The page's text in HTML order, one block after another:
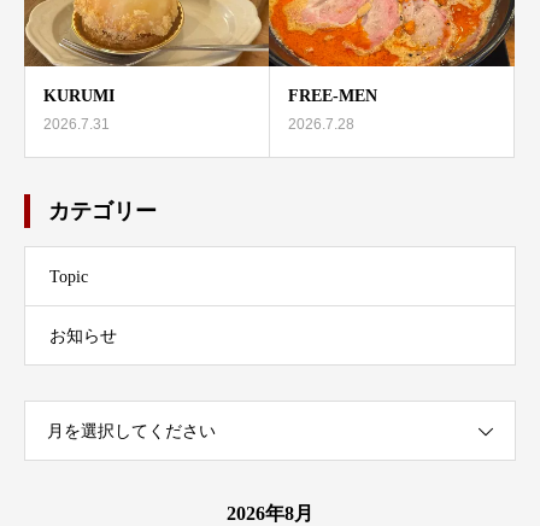
KURUMI
2026.7.31
FREE-MEN
2026.7.28
カテゴリー
Topic
お知らせ
月を選択してください
2026年8月